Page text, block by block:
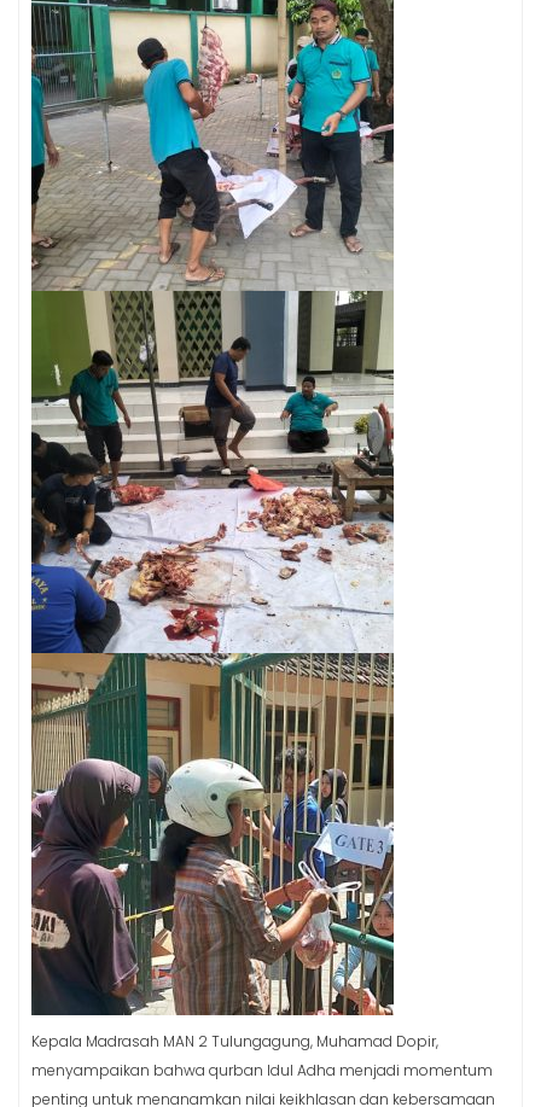
Kepala Madrasah MAN 2 Tulungagung, Muhamad Dopir,
menyampaikan bahwa qurban Idul Adha menjadi momentum
penting untuk menanamkan nilai keikhlasan dan kebersamaan